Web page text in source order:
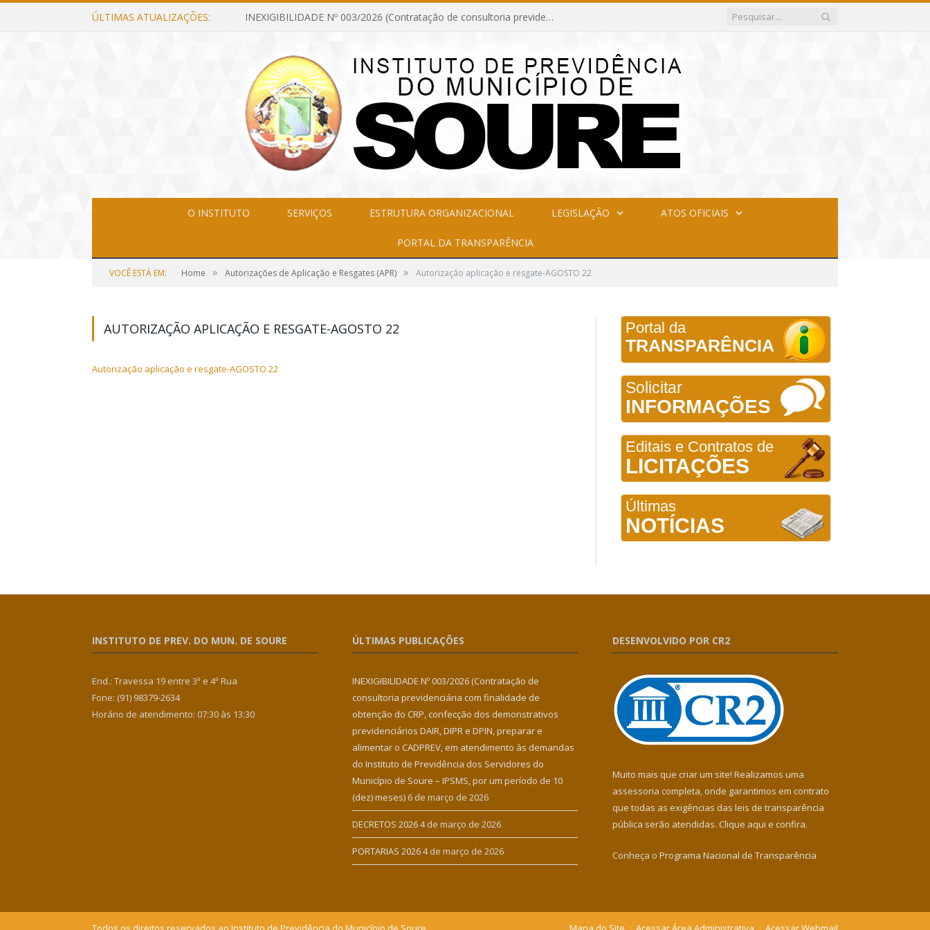
ÚLTIMAS ATUALIZAÇÕES: INEXIGIBILIDADE Nº 003/2026 (Contratação de consultoria previdenciária com finalidade de obtenção do CRP, confecção dos demonstrativos previdenciários DAIR, DIPR e DPIN, preparar e alimentar o CADPREV, em atendimento às demandas do Instituto de Previdência dos Servidores do Município de Soure – IPSMS, por um período de 10 (dez) meses)
O INSTITUTO SERVIÇOS ESTRUTURA ORGANIZACIONAL LEGISLAÇÃO ATOS OFICIAIS
PORTAL DA TRANSPARÊNCIA
VOCÊ ESTÁ EM: Home » Autorizações de Aplicação e Resgates (APR) » Autorização aplicação e resgate-AGOSTO 22
AUTORIZAÇÃO APLICAÇÃO E RESGATE-AGOSTO 22
Autorização aplicação e resgate-AGOSTO 22
Portal da
TRANSPARÊNCIA
Solicitar
INFORMAÇÕES
Editais e Contratos de
LICITAÇÕES
Últimas
NOTÍCIAS
INSTITUTO DE PREV. DO MUN. DE SOURE
End.: Travessa 19 entre 3ª e 4ª Rua
Fone: (91) 98379-2634
Horário de atendimento: 07:30 às 13:30
ÚLTIMAS PUBLICAÇÕES
INEXIGIBILIDADE Nº 003/2026 (Contratação de
consultoria previdenciária com finalidade de
obtenção do CRP, confecção dos demonstrativos
previdenciários DAIR, DIPR e DPIN, preparar e
alimentar o CADPREV, em atendimento às demandas
do Instituto de Previdência dos Servidores do
Município de Soure – IPSMS, por um período de 10
(dez) meses) 6 de março de 2026
DECRETOS 20264 de março de 2026
PORTARIAS 20264 de março de 2026
DESENVOLVIDO POR CR2
Muito mais que criar um site! Realizamos uma
assessoria completa, onde garantimos em contrato
que todas as exigências das leis de transparência
pública serão atendidas. Clique aqui e confira.
Conheça o Programa Nacional de Transparência